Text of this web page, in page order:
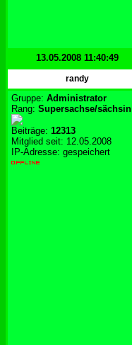
13.05.2008 11:40:49
randy
Gruppe: Administrator
Rang: Supersachse/sächsin
Beiträge: 12313
Mitglied seit: 12.05.2008
IP-Adresse: gespeichert